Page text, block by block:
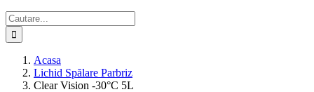
Cautare...
Acasa
Lichid Spălare Parbriz
Clear Vision -30°C 5L